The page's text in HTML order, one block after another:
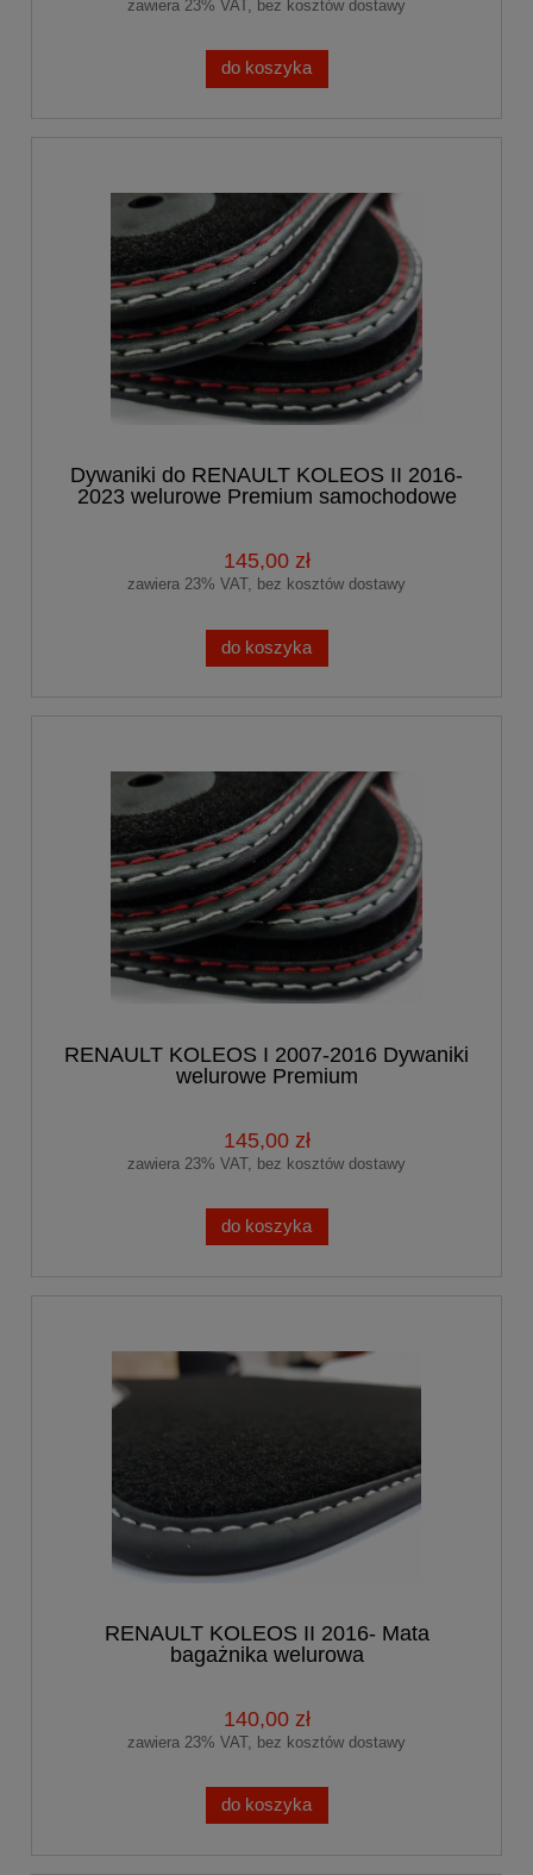
zawiera 23% VAT, bez kosztów dostawy
do koszyka
Dywaniki do RENAULT KOLEOS II 2016-
2023 welurowe Premium samochodowe
145,00 zł
zawiera 23% VAT, bez kosztów dostawy
do koszyka
RENAULT KOLEOS I 2007-2016 Dywaniki
welurowe Premium
145,00 zł
zawiera 23% VAT, bez kosztów dostawy
do koszyka
RENAULT KOLEOS II 2016- Mata
bagażnika welurowa
140,00 zł
zawiera 23% VAT, bez kosztów dostawy
do koszyka